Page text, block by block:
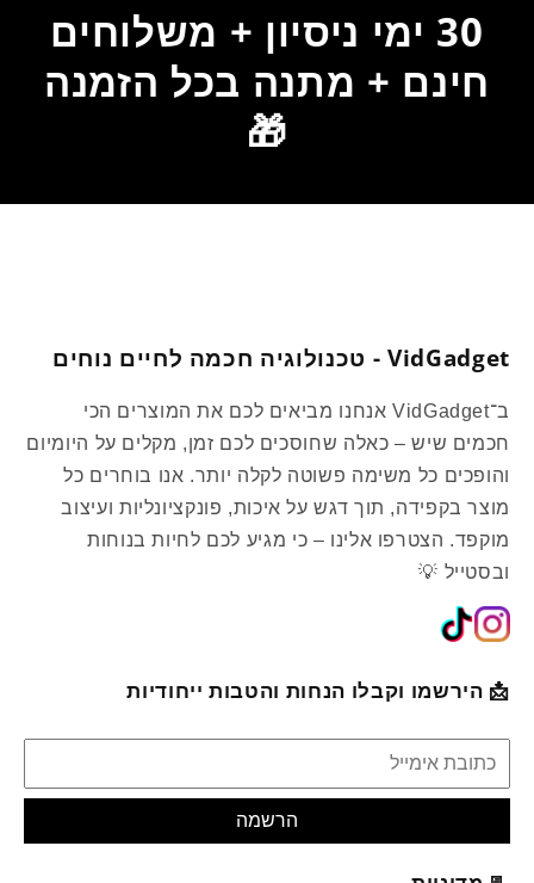
30 ימי ניסיון + משלוחים
חינם + מתנה בכל הזמנה
🎁
VidGadget - טכנולוגיה חכמה לחיים נוחים
ב־VidGadget אנחנו מביאים לכם את המוצרים הכי
חכמים שיש – כאלה שחוסכים לכם זמן, מקלים על היומיום
והופכים כל משימה פשוטה לקלה יותר. אנו בוחרים כל
מוצר בקפידה, תוך דגש על איכות, פונקציונליות ועיצוב
מוקפד. הצטרפו אלינו – כי מגיע לכם לחיות בנוחות
ובסטייל 💡
📩 הירשמו וקבלו הנחות והטבות ייחודיות
הרשמה